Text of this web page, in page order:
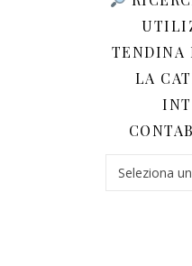
TENDINA
LA
Ricerca per